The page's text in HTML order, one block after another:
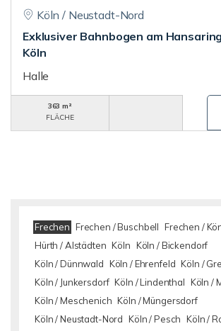
Köln / Neustadt-Nord
Exklusiver Bahnbogen am
Köln
Halle
363 m²
FLÄCHE
Frechen Frechen / Buschbell Frechen /
Hürth / Alstädten Köln Köln / Bickendorf
Köln / Dünnwald Köln / Ehrenfeld Köln /
Köln / Junkersdorf Köln / Lindenthal Köln /
Köln / Meschenich Köln / Müngersdorf
Köln / Neustadt-Nord Köln / Pesch Köln /